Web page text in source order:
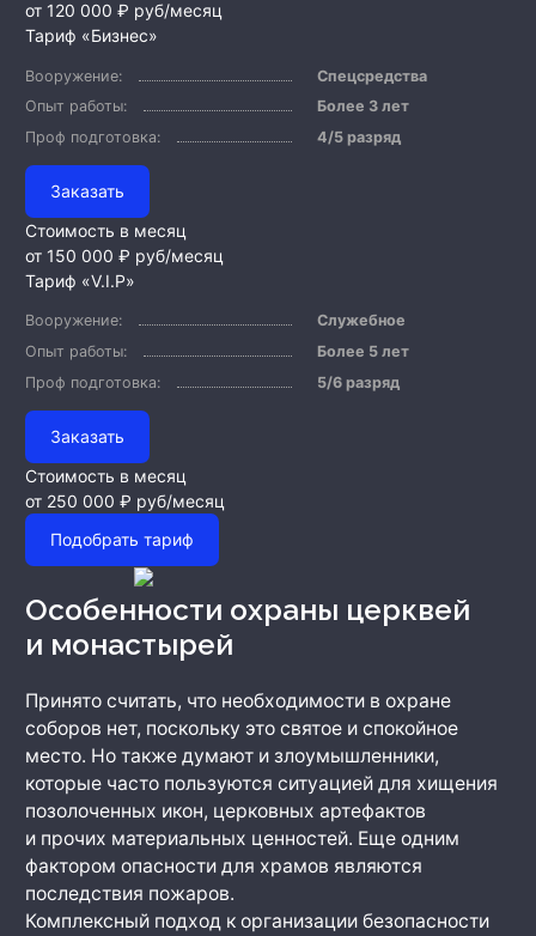
от 120 000 ₽ руб/месяц
Тариф «Бизнес»
Вооружение:
Спецсредства
Опыт работы:
Более 3 лет
Проф подготовка:
4/5 разряд
Заказать
Стоимость в месяц
от 150 000 ₽ руб/месяц
Тариф «V.I.P»
Вооружение:
Служебное
Опыт работы:
Более 5 лет
Проф подготовка:
5/6 разряд
Заказать
Стоимость в месяц
от 250 000 ₽ руб/месяц
Подобрать тариф
Особенности охраны церквей
и монастырей
Принято считать, что необходимости в охране
соборов нет, поскольку это святое и спокойное
место. Но также думают и злоумышленники,
которые часто пользуются ситуацией для хищения
позолоченных икон, церковных артефактов
и прочих материальных ценностей. Еще одним
фактором опасности для храмов являются
последствия пожаров.
Комплексный подход к организации безопасности